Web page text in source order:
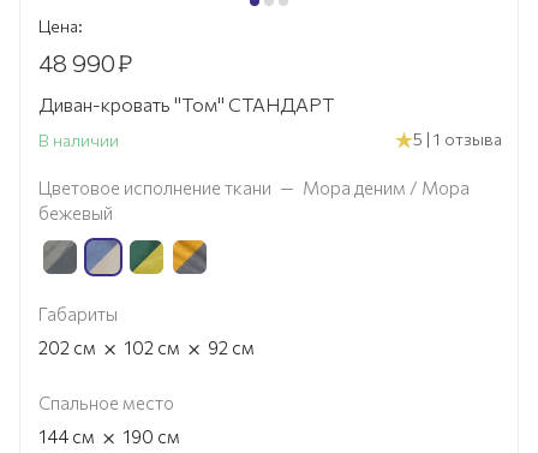
Цена:
48 990₽
Диван-кровать "Том" СТАНДАРТ
В наличии 5 | 1 отзыва
Цветовое исполнение ткани — Мора деним / Мора
бежевый
Габариты
202 см × 102 см × 92 см
Спальное место
144 см × 190 см